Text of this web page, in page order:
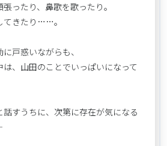
ったり、鼻歌を歌ったり。
てきたり……。
戸惑いながらも、
、山田のことでいっぱいになって
すうちに、次第に存在が気になる